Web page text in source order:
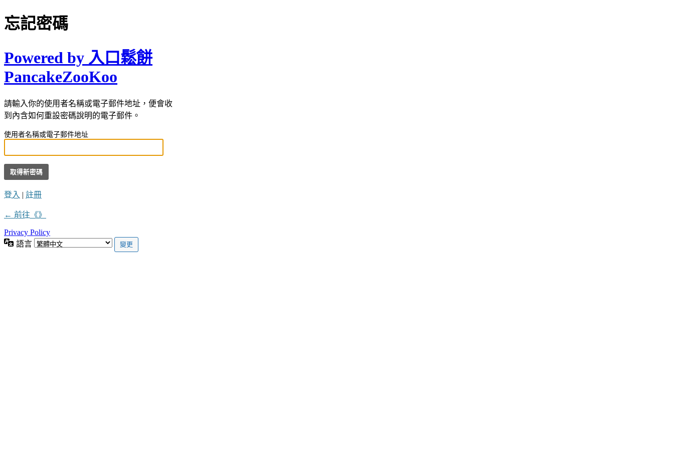
忘記密碼
Powered by 入口鬆餅
PancakeZooKoo
請輸入你的使用者名稱或電子郵件地址，便會收
到內含如何重設密碼說明的電子郵件。
使用者名稱或電子郵件地址
登入 | 註冊
← 前往《》
Privacy Policy
語言